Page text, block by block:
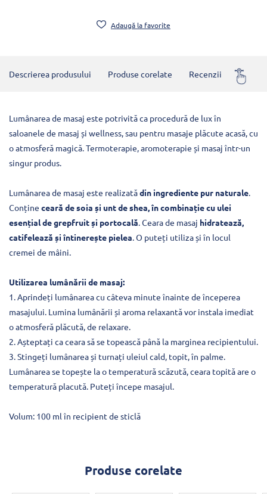
Adaugă la favorite
Descrierea produsului Produse corelate Recenzii
Lumânarea de masaj este potrivită ca procedură de lux în
saloanele de masaj și wellness, sau pentru masaje plăcute acasă, cu
o atmosferă magică. Termoterapie, aromoterapie și masaj într-un
singur produs.
Lumânarea de masaj este realizatădin ingrediente pur naturale.
Conține ceară de soia și unt de shea, în combinație cu ulei
esențial de grepfruit și portocală. Ceara de masaj hidratează,
catifelează și întinerește pielea. O puteți utiliza și în locul
cremei de mâini.
Utilizarea lumânării de masaj:
1. Aprindeți lumânarea cu câteva minute înainte de începerea
masajului. Lumina lumânării și aroma relaxantă vor instala imediat
o atmosferă plăcută, de relaxare.
2. Așteptați ca ceara să se topească până la marginea recipientului.
3. Stingeți lumânarea și turnați uleiul cald, topit, în palme.
Lumânarea se topește la o temperatură scăzută, ceara topită are o
temperatură placută. Puteți începe masajul.
Volum: 100 ml în recipient de sticlă
Produse corelate